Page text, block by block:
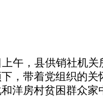
，县供销社机关
，带着党组织的
洋房村贫困群众